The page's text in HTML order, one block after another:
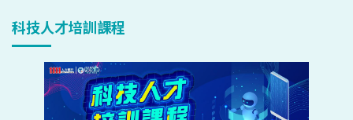
科技人才培訓課程